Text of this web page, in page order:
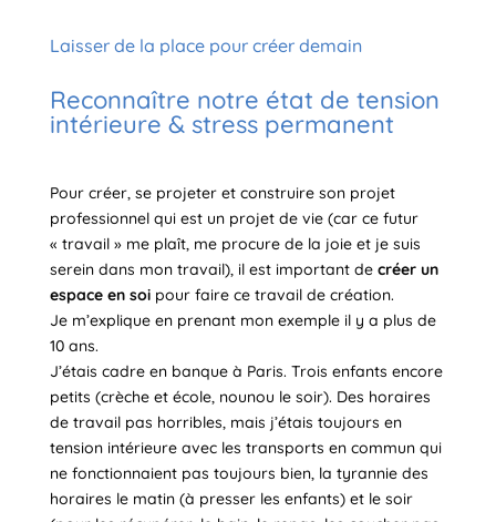
Laisser de la place pour créer demain
Reconnaître notre état de tension
intérieure & stress permanent
Pour créer, se projeter et construire son projet
professionnel qui est un projet de vie (car ce futur
« travail » me plaît, me procure de la joie et je suis
serein dans mon travail), il est important de créer un
espace en soipour faire ce travail de création.
Je m’explique en prenant mon exemple il y a plus de
10 ans.
J’étais cadre en banque à Paris. Trois enfants encore
petits (crèche et école, nounou le soir). Des horaires
de travail pas horribles, mais j’étais toujours en
tension intérieure avec les transports en commun qui
ne fonctionnaient pas toujours bien, la tyrannie des
horaires le matin (à presser les enfants) et le soir